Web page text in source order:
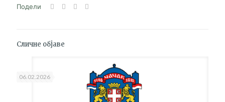
Подели
Сличне објаве
06.02.2026